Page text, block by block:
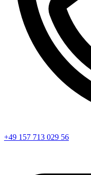
+49 157 713 029 56